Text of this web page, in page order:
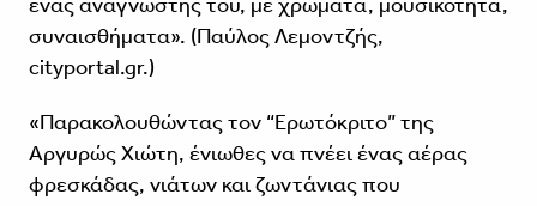
συναισθήματα». (Παύλος Λεμοντζής,
cityportal.gr.)
«Παρακολουθώντας τον “Ερωτόκριτο” της
Αργυρώς Χιώτη, ένιωθες να πνέει ένας αέρας
φρεσκάδας, νιάτων και ζωντάνιας που